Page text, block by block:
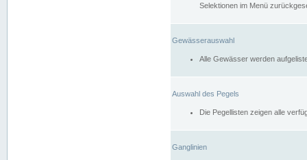
Selektionen im Menü
Gewässerauswahl
Alle Gewässer werden
Auswahl des Pegels
Die Pegellisten zeigen alle
Ganglinien